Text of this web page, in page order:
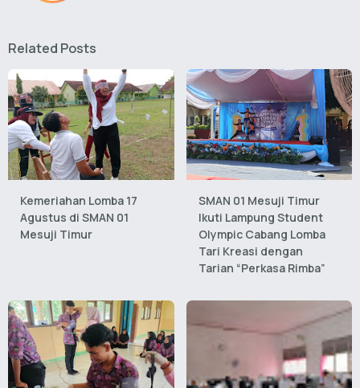
Related Posts
Kemeriahan Lomba 17
Agustus di SMAN 01
Mesuji Timur
SMAN 01 Mesuji Timur
Ikuti Lampung Student
Olympic Cabang Lomba
Tari Kreasi dengan
Tarian “Perkasa Rimba”